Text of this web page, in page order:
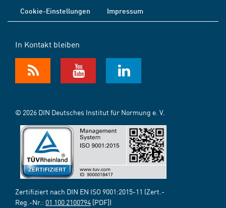
Cookie-Einstellungen
Impressum
In Kontakt bleiben
© 2026 DIN Deutsches Institut für Normung e. V.
Zertifiziert nach DIN EN ISO 9001:2015-11 (Zert.-
Reg.-Nr.: 01 100 2100794 [PDF])